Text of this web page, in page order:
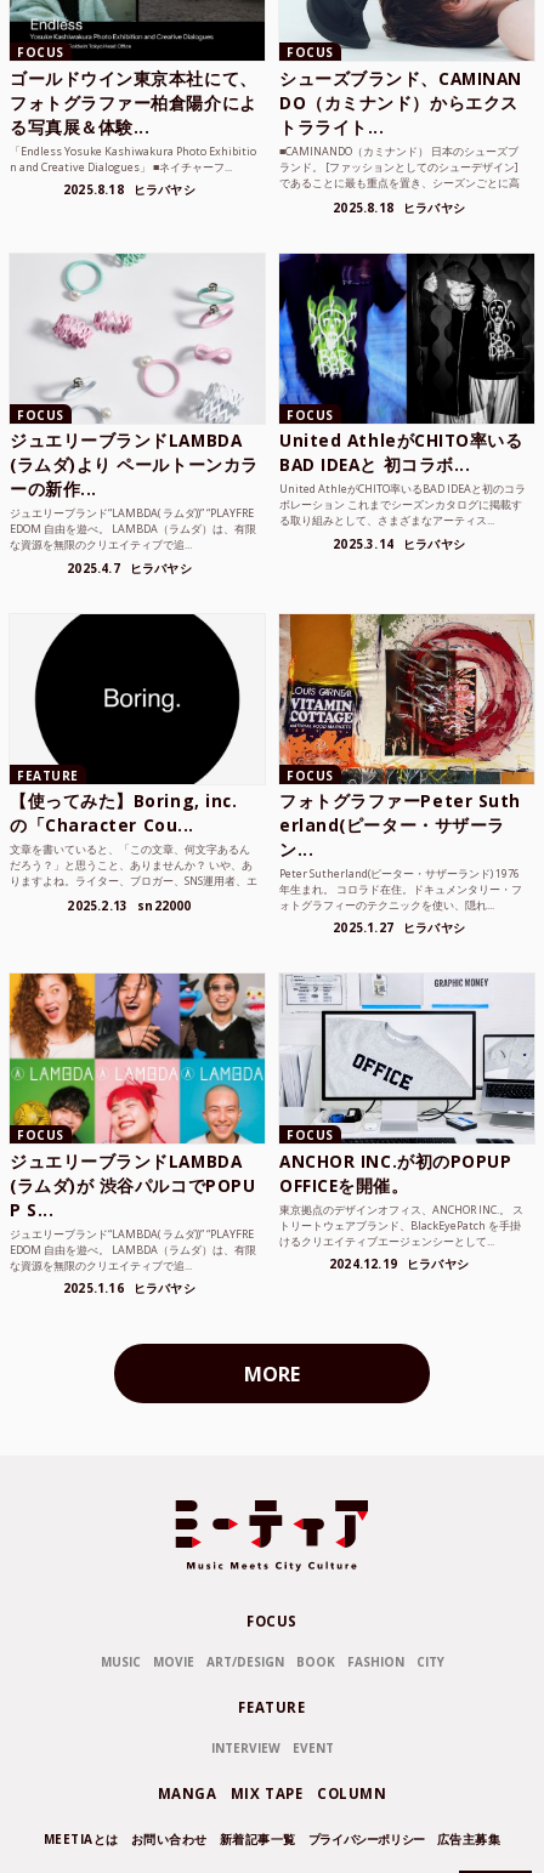
FOCUS
ゴールドウイン東京本社にて、
フォトグラファー柏倉陽介によ
る写真展＆体験...
「Endless Yosuke Kashiwakura Photo Exhibitio
n and Creative Dialogues」 ■ネイチャーフ...
2025.8.18 ヒラバヤシ
FOCUS
シューズブランド、CAMINAN
DO（カミナンド）からエクス
トラライト...
■CAMINANDO（カミナンド） 日本のシューズブ
ランド。 [ファッションとしてのシューデザイン]
であることに最も重点を置き、シーズンごとに高
2025.8.18 ヒラバヤシ
FOCUS
ジュエリーブランドLAMBDA
(ラムダ)より ペールトーンカラ
ーの新作...
ジュエリーブランド“LAMBDA( ラムダ))” “PLAYFRE
EDOM 自由を遊べ。 LAMBDA（ラムダ）は、有限
な資源を無限のクリエイティブで追...
2025.4.7 ヒラバヤシ
FOCUS
United AthleがCHITO率いる
BAD IDEAと 初コラボ...
United AthleがCHITO率いるBAD IDEAと初のコラ
ボレーション これまでシーズンカタログに掲載す
る取り組みとして、さまざまなアーティス...
2025.3.14 ヒラバヤシ
FEATURE
【使ってみた】Boring, inc.
の「Character Cou...
文章を書いていると、「この文章、何文字あるん
だろう？」と思うこと、ありませんか？ いや、あ
りますよね。ライター、ブロガー、SNS運用者、エ
2025.2.13 sn22000
FOCUS
フォトグラファーPeter Suth
erland(ピーター・サザーラ
ン...
Peter Sutherland(ピーター・サザーランド) 1976
年生まれ。 コロラド在住。ドキュメンタリー・フ
ォトグラフィーのテクニックを使い、隠れ...
2025.1.27 ヒラバヤシ
FOCUS
ジュエリーブランドLAMBDA
(ラムダ)が 渋谷パルコでPOPU
P S...
ジュエリーブランド“LAMBDA( ラムダ))” “PLAYFRE
EDOM 自由を遊べ。 LAMBDA（ラムダ）は、有限
な資源を無限のクリエイティブで追...
2025.1.16 ヒラバヤシ
FOCUS
ANCHOR INC.が初のPOPUP
OFFICEを開催。
東京拠点のデザインオフィス、ANCHOR INC.。 ス
トリートウェアブランド、BlackEyePatch を手掛
けるクリエイティブエージェンシーとして...
2024.12.19 ヒラバヤシ
MORE
FOCUS
MUSIC MOVIE ART/DESIGN BOOK FASHION CITY
FEATURE
INTERVIEW EVENT
MANGA MIX TAPE COLUMN
MEETIAとは お問い合わせ 新着記事一覧 プライバシーポリシー 広告主募集